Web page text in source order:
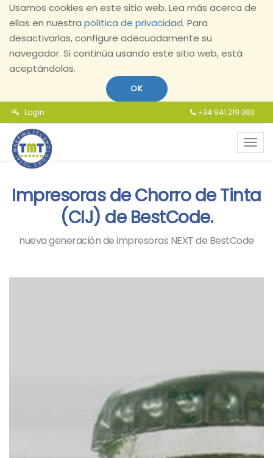
Usamos cookies en este sitio web. Lea más acerca de
ellas en nuestra política de privacidad. Para
desactivarlas, configure adecuadamente su
navegador. Si continúa usando este sitio web, está
aceptándolas.
OK
+34 941 219 303
Login
Impresoras de Chorro de Tinta
(CIJ) de BestCode.
nueva generación de impresoras NEXT de BestCode